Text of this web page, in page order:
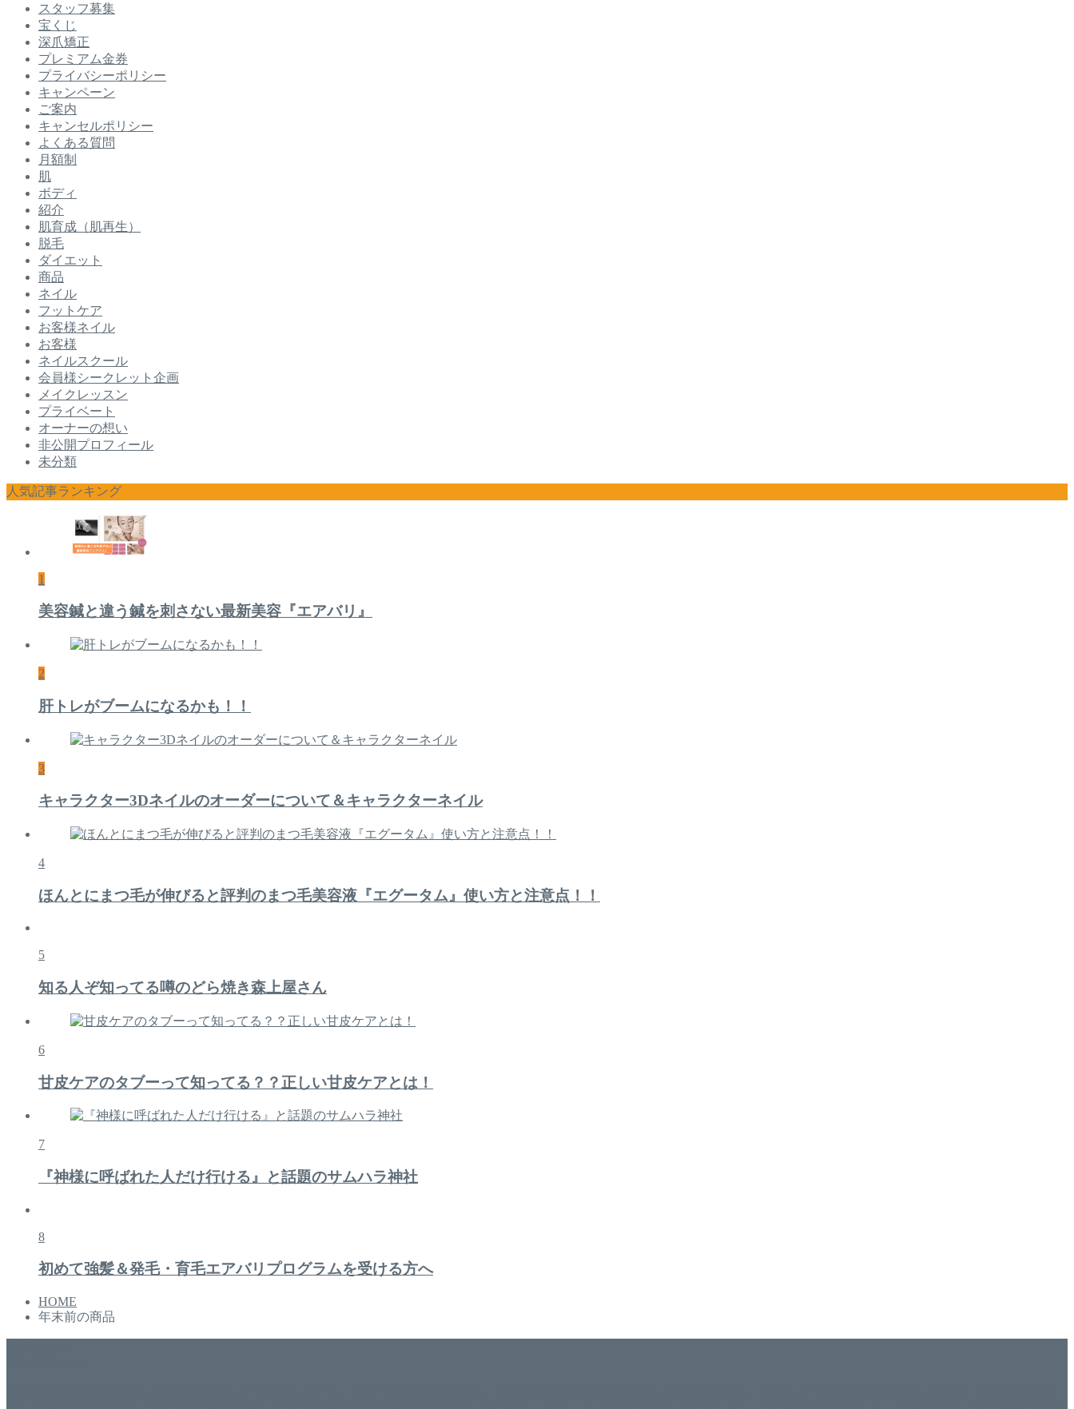
スタッフ募集
宝くじ
深爪矯正
プレミアム金券
プライバシーポリシー
キャンペーン
ご案内
キャンセルポリシー
よくある質問
月額制
肌
ボディ
紹介
肌育成（肌再生）
脱毛
ダイエット
商品
ネイル
フットケア
お客様ネイル
お客様
ネイルスクール
会員様シークレット企画
メイクレッスン
プライベート
オーナーの想い
非公開プロフィール
未分類
人気記事ランキング
1
美容鍼と違う鍼を刺さない最新美容『エアバリ』
2
肝トレがブームになるかも！！
3
キャラクター3Dネイルのオーダーについて＆キャラクターネイル
4
ほんとにまつ毛が伸びると評判のまつ毛美容液『エグータム』使い方と注意点！！
5
知る人ぞ知ってる噂のどら焼き森上屋さん
6
甘皮ケアのタブーって知ってる？？正しい甘皮ケアとは！
7
『神様に呼ばれた人だけ行ける』と話題のサムハラ神社
8
初めて強髪＆発毛・育毛エアバリプログラムを受ける方へ
HOME
年末前の商品